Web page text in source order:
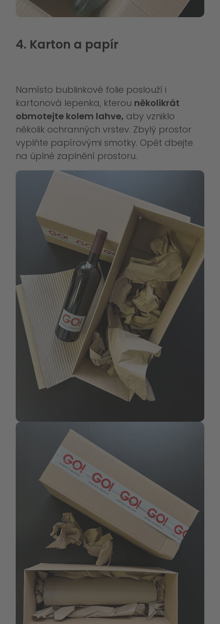
4. Karton a papír
Namísto bublinkové folie poslouží i
kartonová lepenka, kterou několikrát
obmotejte kolem lahve, aby vzniklo
několik ochranných vrstev. Zbylý prostor
vyplňte papírovými smotky. Opět dbejte
na úplné zaplnění prostoru.